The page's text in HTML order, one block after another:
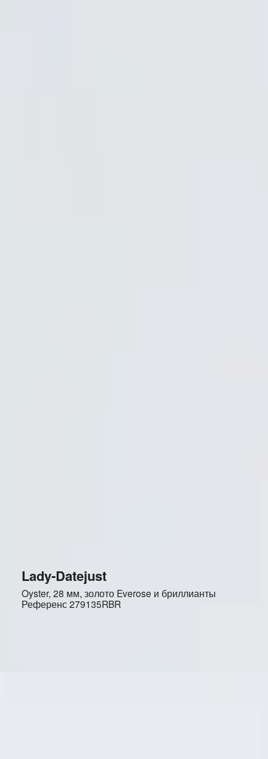
Lady-Datejust
Oyster, 28 мм, золото Everose и бриллианты
Референс279135RBR